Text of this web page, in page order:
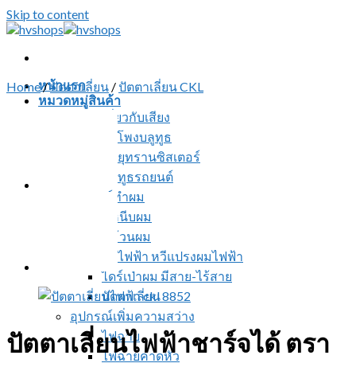
Skip to content
หน้าแรก
หมวดหมู่สินค้า
สินค้าเกี่ยวกับเสียง
ลำโพงบลูทูธ
วิทยุทรานซิสเตอร์
บลูทูธรถยนต์
อุปกรณ์ทำผม
ที่หนีบผม
ที่ม้วนผม
หวีไฟฟ้า หวีแปรงผมไฟฟ้า
ไดร์เป่าผม มีสาย-ไร้สาย
ปัตตาเลี่ยน
อุปกรณ์เพิ่มความสว่าง
ไฟฉาย
ไฟฉายคาดหัว
Home/ปัตตาเลี่ยน /ปัตตาเลี่ยน CKL
ปัตตาเลี่ยนไฟฟ้าชาร์จได้ ตรา